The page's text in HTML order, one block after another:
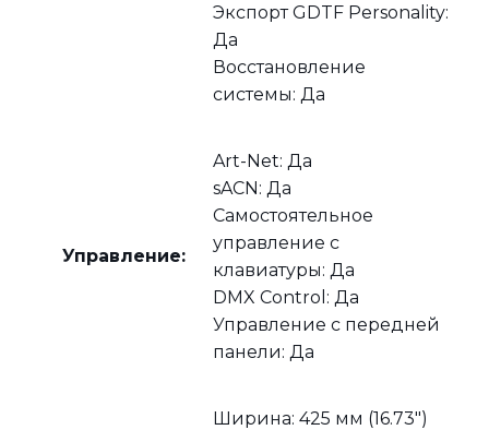
Экспорт GDTF Personality:
Да
Восстановление
системы: Да
Управление:
Art-Net: Да
sACN: Да
Самостоятельное
управление с
клавиатуры: Да
DMX Control: Да
Управление с передней
панели: Да
Ширина: 425 мм (16.73″)